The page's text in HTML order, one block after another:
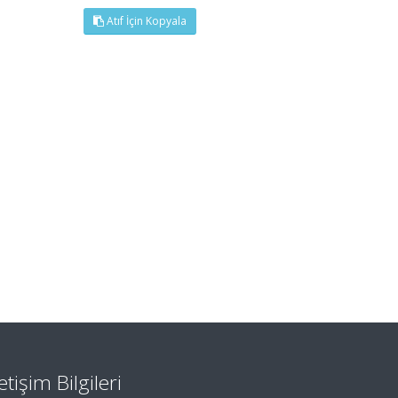
Atıf İçin Kopyala
Bilgileri